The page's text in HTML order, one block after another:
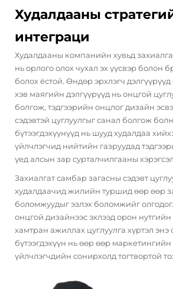
Худалдааны
интеграци
Худалдааны компанийн хувьд
нь орлого олох чухал эх үүсвэр болон
болох ёстой. Өндөр эрхлэгч
хэв маягийн дэлгүүрүүд нь онцгой
болгож, тэдгээрийн онцлог дизайн
сэдэвтэй цуглуулгыг санал болгож
бүтээгдэхүүнүүд нь шууд худалдаа
үйлчлэгчид нийтийн газруудад
үед алсын зар сурталчилгааны
Захиалгат самбар загасны сэдэвт
худалдаачид жилийн туршид өөр өөр
боломжуудыг эзлэх боломжийг
онцгой дизайнээс эхлээд орон
хамтран ажиллах цуглуулга хүртэл энэ
бүтээгдэхүүн нь өөр өөр
үйлчлэгчдийн сонирхолд тогтвортой